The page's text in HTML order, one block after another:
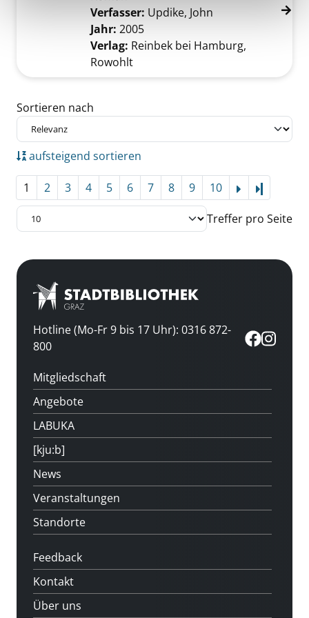
Verfasser: Updike, John Suche nach
Jahr: 2005
Verlag: Reinbek bei Hamburg,
Rowohlt
Zu den Suchfiltern springen
Sortieren nach
aufsteigend sortieren
1 2 3 4 5 6 7 8 9 10
Treffer pro Seite
Hotline (Mo-Fr 9 bis 17 Uhr): 0316 872-
800
Mitgliedschaft
Angebote
LABUKA
[kju:b]
News
Veranstaltungen
Standorte
Feedback
Kontakt
Über uns